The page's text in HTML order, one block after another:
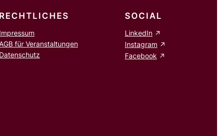
RECHTLICHES
Impressum
für Veranstaltungen
Datenschutz
SOCIAL
LinkedIn
Instagram
Facebook